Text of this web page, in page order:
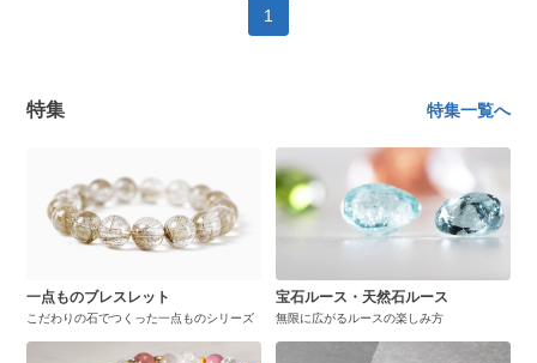
1
特集 特集一覧へ
一点ものブレスレット
こだわりの石でつくった一点ものシリーズ
宝石ルース・天然石ルース
無限に広がるルースの楽しみ方